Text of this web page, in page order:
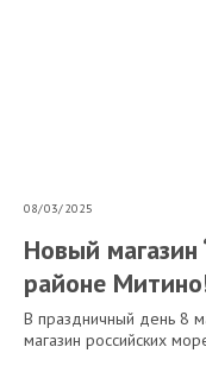
08/03/2025
Новый магазин
районе
В праздничный день 8
магазин российских